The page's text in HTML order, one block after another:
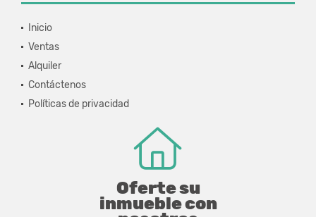
Inicio
Ventas
Alquiler
Contáctenos
Políticas de privacidad
Oferte su
inmueble con